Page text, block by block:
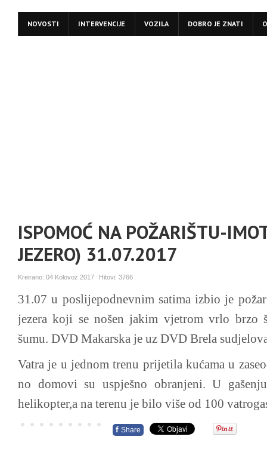
NOVOSTI INTERVENCIJE VOZILA DOBRO JE ZNATI
ISPOMOĆ NA POŽARIŠTU-
JEZERO) 31.07.2017
Kreirano: 04 Kolovoz 2017 Hitovi: 3766
31.07 u poslijepodnevnim satima izbio je
jezera koji se nošen jakim vjetrom vrlo brzo
šumu. DVD Makarska je uz DVD Brela
Vatra je u jednom trenu prijetila kućama u
no domovi su uspješno obranjeni. U
helikopter,a na terenu je bilo više od 100
f Share